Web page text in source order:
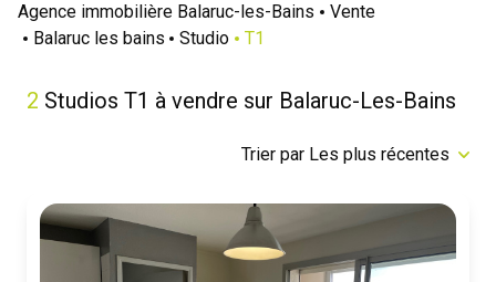
locations
annuelles
ventes
contact
Agence immobilière Balaruc-les-Bains
Vente
Balaruc les bains
Studio T1
2 Studios T1 à vendre sur Balaruc-Les-Bains
Trier par Les plus récentes